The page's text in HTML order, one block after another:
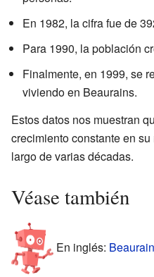
En 1982, la cifra fue de
Para 1990, la población
Finalmente, en 1999, se
viviendo en Beaurains.
Estos datos nos muestran
crecimiento constante en
largo de varias décadas.
Véase también
En inglés: